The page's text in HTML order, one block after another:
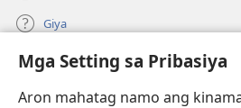
Mga Setting sa Pribasiya
Aron mahatag namo ang
Giya
Donasyon
(mo-
open